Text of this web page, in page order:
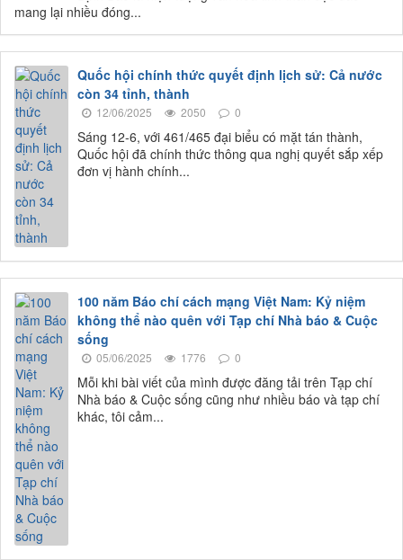
mang lại nhiều đóng...
Quốc hội chính thức quyết định lịch sử: Cả nước
còn 34 tỉnh, thành
12/06/2025 2050 0
Sáng 12-6, với 461/465 đại biểu có mặt tán thành,
Quốc hội đã chính thức thông qua nghị quyết sắp xếp
đơn vị hành chính...
100 năm Báo chí cách mạng Việt Nam: Kỷ niệm
không thể nào quên với Tạp chí Nhà báo & Cuộc
sống
05/06/2025 1776 0
Mỗi khi bài viết của mình được đăng tải trên Tạp chí
Nhà báo & Cuộc sống cũng như nhiều báo và tạp chí
khác, tôi cảm...